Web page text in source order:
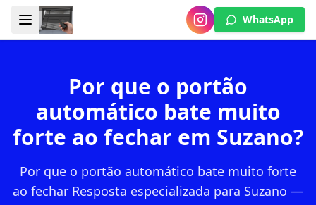
WhatsApp
Por que o portão
automático bate muito
forte ao fechar em Suzano?
Por que o portão automático bate muito forte
ao fechar Resposta especializada para Suzano —